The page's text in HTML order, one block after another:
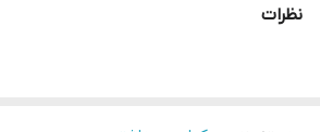
نظرات